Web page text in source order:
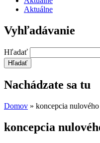
Aktuálne
Vyhľadávanie
Hľadať
Nachádzate sa tu
Domov » koncepcia
koncepcia